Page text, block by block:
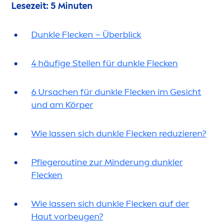
Lesezeit: 5 Minuten
Dunkle Flecken – Überblick
4 häufige Stellen für dunkle Flecken
6 Ursachen für dunkle Flecken im Gesicht
und am Körper
Wie lassen sich dunkle Flecken reduzieren?
Pflegeroutine zur Minderung dunkler
Flecken
Wie lassen sich dunkle Flecken auf der
Haut vorbeugen?